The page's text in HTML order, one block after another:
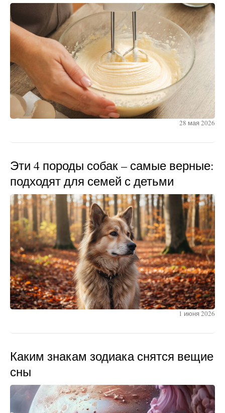
28 мая 2026
Эти 4 породы собак – самые верные:
подходят для семей с детьми
1 июня 2026
Каким знакам зодиака снятся вещие
сны